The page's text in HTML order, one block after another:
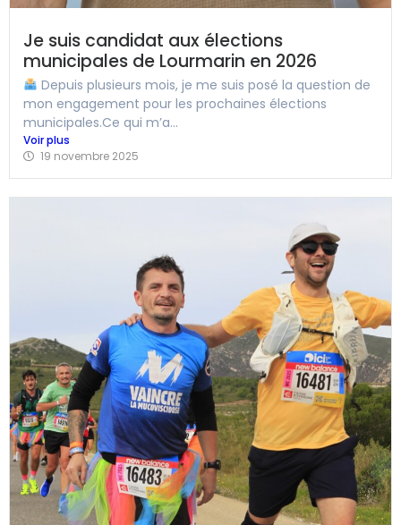
Je suis candidat aux élections
municipales de Lourmarin en 2026
Depuis plusieurs mois, je me suis posé la question de
mon engagement pour les prochaines élections
municipales.Ce qui m’a...
Voir plus
19 novembre 2025